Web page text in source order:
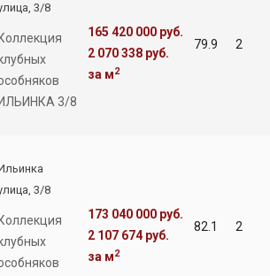
3/8
Коллекция
ИЛЬИНКА 3/8
165 420 000 руб.
2 070 338 руб.
за м2
79.9 2
3/8
Коллекция
173 040 000 руб.
2 107 674 руб.
за м2
82.1 2